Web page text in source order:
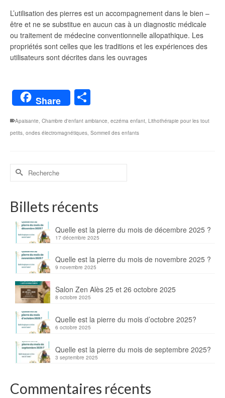
L’utilisation des pierres est un accompagnement dans le bien –
être et ne se substitue en aucun cas à un diagnostic médicale
ou traitement de médecine conventionnelle allopathique. Les
propriétés sont celles que les traditions et les expériences des
utilisateurs sont décrites dans les ouvrages
Share
Apaisante Chambre d'enfant ambiance eczéma enfant Lithothérapie pour les tout
petits ondes électromagnétiques Sommeil des enfants
Billets récents
Quelle est la pierre du mois de décembre 2025 ?
17 décembre 2025
Quelle est la pierre du mois de novembre 2025 ?
9 novembre 2025
Salon Zen Alès 25 et 26 octobre 2025
8 octobre 2025
Quelle est la pierre du mois d’octobre 2025?
6 octobre 2025
Quelle est la pierre du mois de septembre 2025?
3 septembre 2025
Commentaires récents